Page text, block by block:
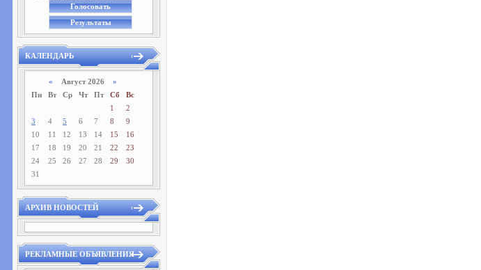
КАЛЕНДАРЬ
« Август 2026 »
Пн
Вт Ср Чт Пт Сб
Вс
1
2
3
4 5 6 7 8
9
10
11 12 13 14 15
16
17
18 19 20 21 22
23
24
25 26 27 28 29
30
31
АРХИВ НОВОСТЕЙ
РЕКЛАМНЫЕ ОБЪЯВЛЕНИЯ